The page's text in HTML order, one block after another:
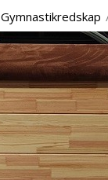
Gymnastikredskap